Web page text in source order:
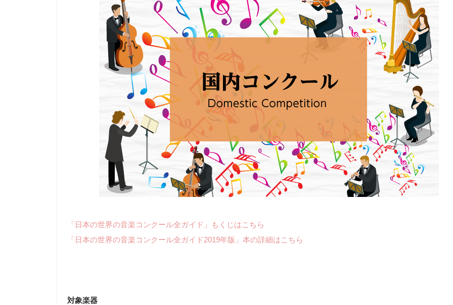
「日本の世界の音楽コンクール全ガイド」もくじはこちら
「日本の世界の音楽コンクール全ガイド2019年版」本の詳細はこちら
対象楽器